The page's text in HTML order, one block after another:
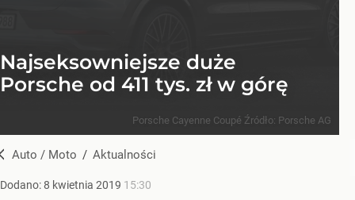
Najseksowniejsze duże
Porsche od 411 tys. zł w górę
Porsche Cayenne Coupé Źródło: Porsche AG
Auto / Moto / Aktualności
Dodano:8 kwietnia 2019 15:30